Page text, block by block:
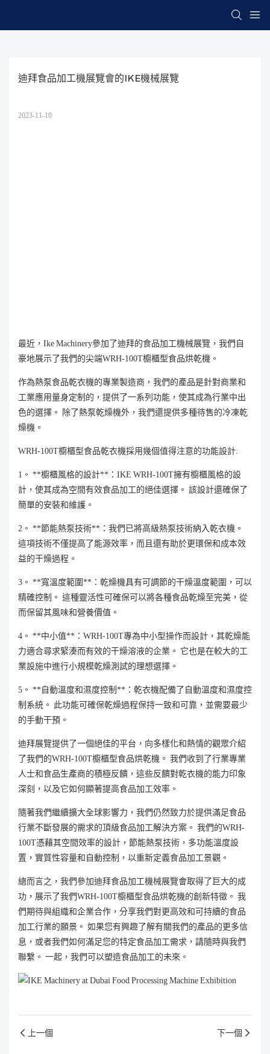
迪拜食品加工機展覽會的IKE機械展覽
2023-11-10
最近，Ike Machinery參加了迪拜的食品加工機械展覽，我們自
豪地展示了我們的尖端WRH-100T櫥櫃型食品烘乾機。
作為熱泵食品乾衣機的專業製造商，我們的產品是針對商業和
工業應用量身定制的，提供了一系列功能，使其成為行業中出
色的選擇。 除了熱泵乾燥機外，我們還提供多種待售的冷凍乾
燥機。
WRH-100T櫥櫃型食品乾衣機採用幾個值得注意的功能設計:
1。 **櫥櫃風格的設計**：IKE WRH-100T擁有櫥櫃風格的設
計，使其成為空間有效食品加工的絕佳選擇。 該設計還確保了
簡單的安裝和維護。
2。 **節能熱泵技術**：我們已將高級熱泵技術納入乾衣機。
這項技術不僅提高了能源效率，而且還有助於更環保和成本效
益的干燥過程。
3。 **寬溫度範圍**：乾燥機具有可調節的干燥溫度範圍，可以
精確控制。 這種靈活性可確保可以將各種食品乾燥至完美，從
而保留其風味和營養價值。
4。 **中小值**：WRH-100T專為中小型操作而設計，其乾燥能
力適合尋求緊湊而有效的干燥溶液的企業。 它也是在較大的工
業設施中進行小規模乾燥測試的理想選擇。
5。 **自動溫度和濕度控制**：乾衣機配備了自動溫度和濕度控
制系統。 此功能可確保乾燥過程保持一致和可靠，並需要最少
的手動干預。
迪拜展覽提供了一個絕佳的平台，向多樣化和熱情的觀眾介紹
了我們的WRH-100T櫥櫃型食品烘乾機。 我們收到了行業專業
人士和食品生產商的積極反饋，這些反饋對乾衣機的能力印象
深刻，以及它如何顯著提高食品加工效率。
隨著我們繼續擴大全球影響力，我們仍然致力於提供滿足食品
行業不斷發展的需求的頂級食品加工解決方案。 我們的WRH-
100T憑藉其空間效率的設計，節能熱泵技術，多功能溫度設
置，實質性容量和自動控制，以重新定義食品加工景觀。
總而言之，我們參加迪拜食品加工機械展覽會取得了巨大的成
功，展示了我們WRH-100T櫥櫃型食品烘乾機的創新特徵。 我
們期待與組織和企業合作，分享我們對更高效和可持續的食品
加工行業的願景。 如果您有興趣了解有關我們的產品的更多信
息，或者我們如何滿足您的特定食品加工需求，請隨時與我們
聯繫。 一起，我們可以塑造食品加工的未來。
上一個 下一個